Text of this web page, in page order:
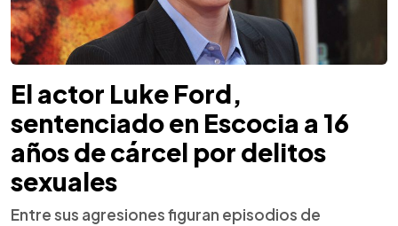
El actor Luke Ford,
sentenciado en Escocia a 16
años de cárcel por delitos
sexuales
Entre sus agresiones figuran episodios de